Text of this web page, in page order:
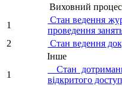
Виховний процес і
1
Стан ведення
проведення
2
Стан ведення
Інше
1
Стан
відкритого